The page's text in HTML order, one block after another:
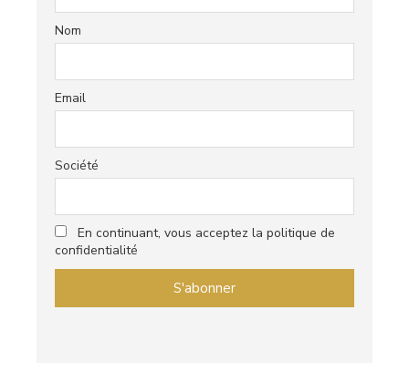
Nom
Email
Société
En continuant, vous acceptez la politique de
confidentialité